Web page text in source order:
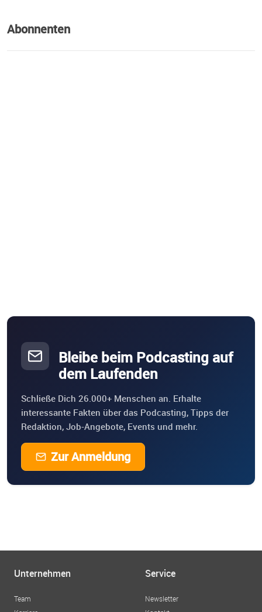
Abonnenten
Bleibe beim Podcasting auf
dem Laufenden
Schließe Dich 26.000+ Menschen an. Erhalte
interessante Fakten über das Podcasting, Tipps der
Redaktion, Job-Angebote, Events und mehr.
Zur Anmeldung
Unternehmen
Team
Service
Newsletter